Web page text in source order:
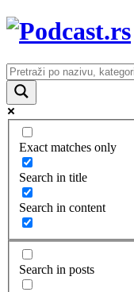
Exact matches only
Search in title
Search in content
Search in posts